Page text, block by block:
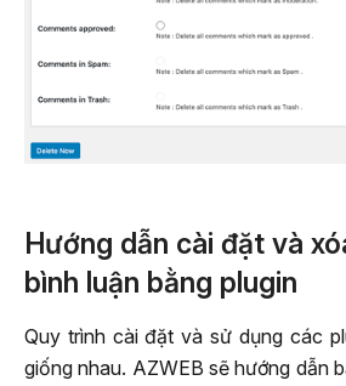
Hướng dẫn cài đặt và
bình luận bằng plugin
Quy trình cài đặt và sử dụng các
giống nhau. AZWEB sẽ hướng dẫn